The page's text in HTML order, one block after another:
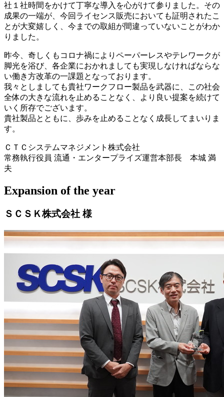
社１社時間をかけて丁寧な導入を心がけて参りました。その
成果の一端が、今回ライセンス販売においても証明されたこ
とが大変嬉しく、今までの取組が間違っていないことがわか
りました。
昨今、奇しくもコロナ禍によりペーパーレスやテレワークが
脚光を浴び、各企業におかれましても実現しなければならな
い働き方改革の一課題となっております。
我々としましても貴社ワークフロー製品を武器に、この社会
全体の大きな流れを止めることなく、より良い提案を続けて
いく所存でございます。
貴社製品とともに、歩みを止めることなく成長してまいりま
す。
ＣＴＣシステムマネジメント株式会社
常務執行役員 流通・エンタープライズ運営本部長 本城 満
夫
Expansion of the year
ＳＣＳＫ株式会社 様